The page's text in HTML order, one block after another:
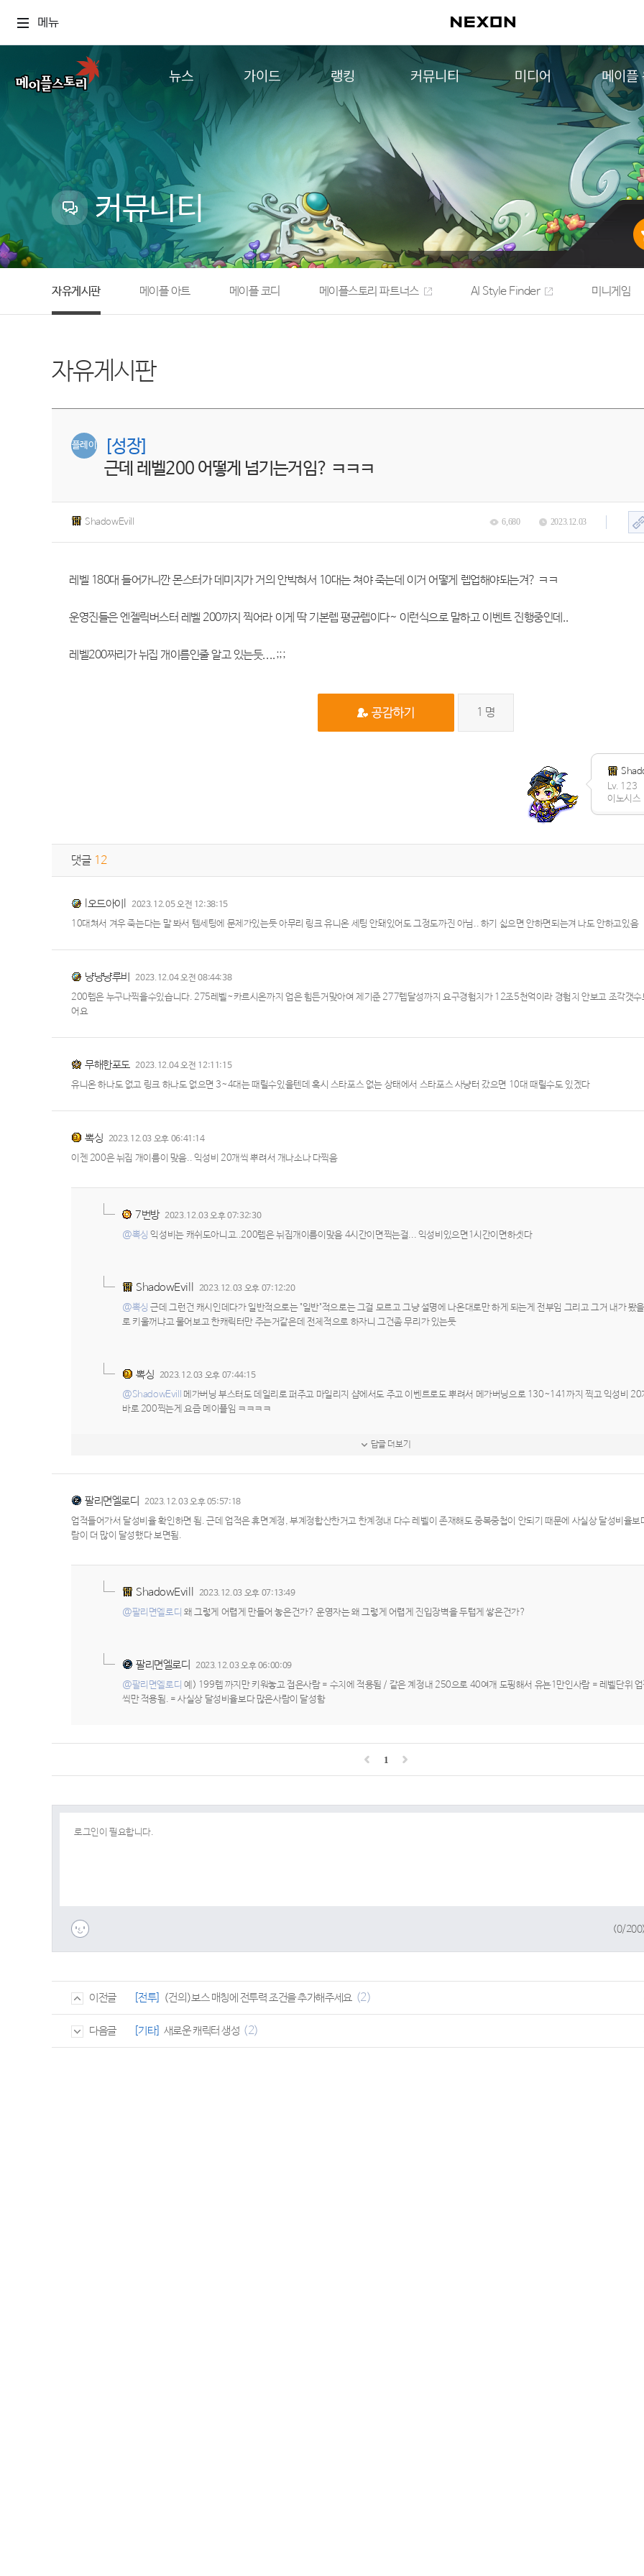
메뉴
뉴스
업데이트
이벤트
캐시샵 공지
메이플 알림판
with maple
가이드
추가정보
랭킹
컨텐츠 랭킹
커뮤니티
자유게시판
메이플 아트
메이플 코디
메이플스토리 파트너스
AI Style Finder
미니게임
커뮤니티 아카이브
미디어 메이플
메이플
커뮤니티
자유게시판 메이플 아트 메이플 코디 메이플스토리 파트너스 AI Style Finder 미니게임
자유게시판
플레이
[성장]
근데 레벨200 어떻게 넘기는거임? ㅋㅋㅋ
ShadowEvill 6,680 2023.12.03
레벨 180대 들어가니깐 몬스터가 데미지가 거의 안박혀서 10대는 쳐야 죽는데 이거 어떻게 렙업해야되는겨? ㅋㅋ
운영진들은 엔젤릭버스터 레벨 200까지 찍어라 이게 딱 기본렙 평균렙이다~ 이런식으로 말하고 이벤트 진행중인데..
레벨200짜리가 뉘집 개이름인줄 알고 있는듯....;;;
1 명
Lv. 123
이노시스
댓글 12
l오드아이l 2023.12.05 오전 12:38:15
10대쳐서 겨우 죽는다는 말 봐서 템세팅에 문제가있는듯 아무리 링크 유니온 세팅 안돼있어도 그정도까진 아님.. 하기 싫으면 안하면되는겨 나도 안하고있음
냥냥냥루비 2023.12.04 오전 08:44:38
200렙은 누구나찍을수있습니다. 275레벨~카르시온까지 업은 힘든거맞아여 제기준 277렙달성까지 요구경험치가 12조5천억이라 경험치 안보고 조각갯수
어요
무해한포도 2023.12.04 오전 12:11:15
유니온 하나도 없고 링크 하나도 없으면 3~4대는 때릴수있을텐데 혹시 스타포스 없는 상태에서 스타포스 사냥터 갔으면 10대 때릴수도 있겠다
뽁싱 2023.12.03 오후 06:41:14
이젠 200은 뉘집 개이름이 맞음.. 익성비 20개씩 뿌려서 개나소나 다찍음
7번방 2023.12.03 오후 07:32:30
@뽁싱 익성비는 캐쉬도아니고..200렙은 뉘집개이름이맞음 4시간이면찍는걸... 익성비있으면1시간이면하겟다
ShadowEvill 2023.12.03 오후 07:12:20
@뽁싱 근데 그런건 캐시인데다가 일반적으로는 "일반"적으로는 그걸 모르고 그냥 설명에 나온대로만 하게 되는게 전부임 그리고 그거 내가 봤
로 키울꺼냐고 물어보고 한캐릭터만 주는거같은데 전체적으로 하자니 그건좀 무리가 있는듯
뽁싱 2023.12.03 오후 07:44:15
@ShadowEvill 메가버닝 부스터도 데일리로 퍼주고 마일리지 샵에서도 주고 이벤트로도 뿌려서 메가버닝으로 130~141까지 찍고 익성비 20
바로 200찍는게 요즘 메이플임 ㅋㅋㅋㅋ
답글 더보기
팔리면엘로디 2023.12.03 오후 05:57:18
업적들어가서 달성비율 확인하면 됨. 근데 업적은 휴면계정, 부계정합산한거고 한계정내 다수 레벨이 존재해도 중복중첩이 안되기 때문에 사실상 달성비율보
람이 더 많이 달성했다 보면됨.
ShadowEvill 2023.12.03 오후 07:13:49
@팔리면엘로디 왜 그렇게 어렵게 만들어 놓은건가? 운영자는 왜 그렇게 어렵게 진입장벽을 두텁게 쌓은건가?
팔리면엘로디 2023.12.03 오후 06:00:09
@팔리면엘로디 예) 199렙 까지만 키워놓고 접은사람 = 수치에 적용됨 / 같은 계정내 250으로 40여개 도핑해서 유뇬1만인사람 = 레벨단위 업
씩만 적용됨. = 사실상 달성비율보다 많은사람이 달성함
1
(0/200)
이전글 [전투] (건의)보스 매칭에 전투력 조건을 추가해주세요 (2)
다음글 [기타] 새로운 캐릭터 생성 (2)